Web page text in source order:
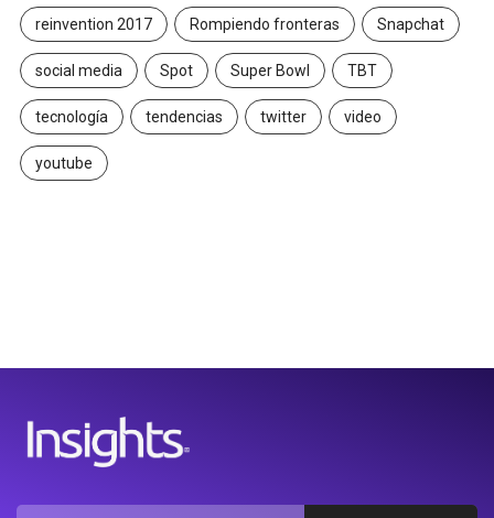
reinvention 2017 Rompiendo fronteras Snapchat
social media Spot Super Bowl TBT
tecnología tendencias twitter video
youtube